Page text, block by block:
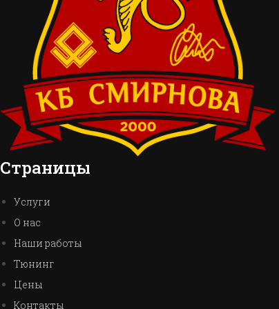
Страницы
Услуги
О нас
Наши работы
Тюнинг
Цены
Контакты